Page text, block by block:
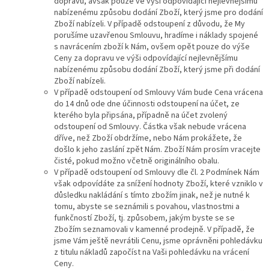
nabízenému způsobu dodání Zboží, který jsme pro dodání
Zboží nabízeli. V případě odstoupení z důvodu, že My
porušíme uzavřenou Smlouvu, hradíme i náklady spojené
s navrácením zboží k Nám, ovšem opět pouze do výše
Ceny za dopravu ve výši odpovídající nejlevnějšímu
nabízenému způsobu dodání Zboží, který jsme při dodání
Zboží nabízeli.
V případě odstoupení od Smlouvy Vám bude Cena vrácena
do 14 dnů ode dne účinnosti odstoupení na účet, ze
kterého byla připsána, případně na účet zvolený
odstoupení od Smlouvy. Částka však nebude vrácena
dříve, než Zboží obdržíme, nebo Nám prokážete, že
došlo k jeho zaslání zpět Nám. Zboží Nám prosím vracejte
čisté, pokud možno včetně originálního obalu.
V případě odstoupení od Smlouvy dle čl. 2 Podmínek Nám
však odpovídáte za snížení hodnoty Zboží, které vzniklo v
důsledku nakládání s tímto zbožím jinak, než je nutné k
tomu, abyste se seznámili s povahou, vlastnostmi a
funkčností Zboží, tj. způsobem, jakým byste se se
Zbožím seznamovali v kamenné prodejně. V případě, že
jsme Vám ještě nevrátili Cenu, jsme oprávněni pohledávku
z titulu nákladů započíst na Vaši pohledávku na vrácení
Ceny.